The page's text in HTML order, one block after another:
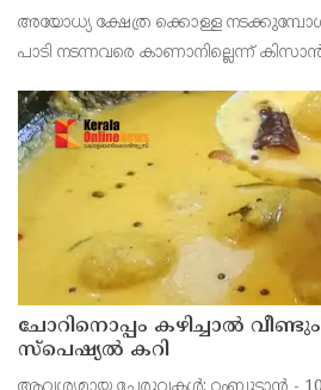
അയോധ്യ ക്ഷേത്ര ക്കൊള്ള നടക്കുമ്പോൾ
പാടി നടന്നവരെ കാണാനില്ലെന്ന്
മോർച്ചയുടേയും കേന്ദ്ര ട്രേഡ്‌
ചോറിനൊപ്പം കഴിച്ചാൽ
സ്പെഷ്യൽ കറി